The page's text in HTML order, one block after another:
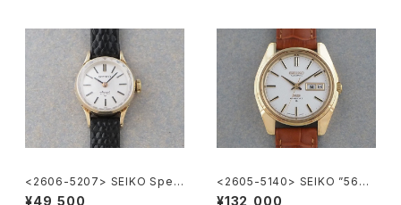
<2606-5207> SEIKO Speci
al
¥49,500
<2605-5140> SEIKO ”56K
S" KING SEIKO
¥132,000